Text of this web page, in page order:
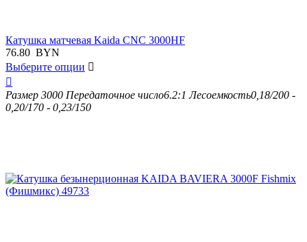
Катушка матчевая Kaida CNC 3000HF
76.80 BYN
Выберите опции 

Размер 3000 Передаточное число6.2:1 Лесоемкость0,18/200 -
0,20/170 - 0,23/150